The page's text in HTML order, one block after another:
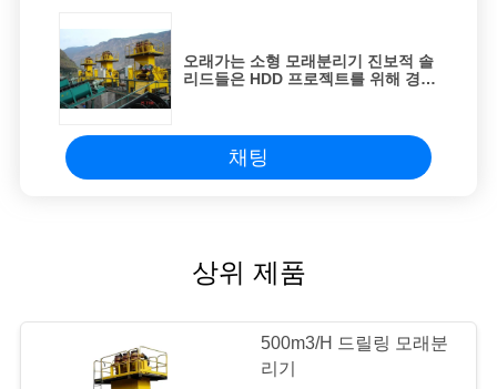
오래가는 소형 모래분리기 진보적 솔
리드들은 HDD 프로젝트를 위해 경제
채팅
상위 제품
500m3/H 드릴링 모래분
리기